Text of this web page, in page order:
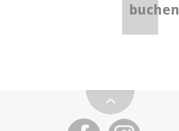
buchen